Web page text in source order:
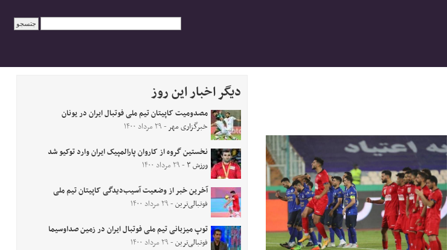
دیگر اخبار این روز
مصدومیت کاپیتان تیم ملی فوتبال ایران در یونان
خبرگزاری مهر- ۲۹ مرداد ۱۴۰۰
نخستین گروه از کاروان پارالمپیک ایران وارد توکیو شد
ورزش ۳
- ۲۹ مرداد ۱۴۰۰
آخرین خبر از وضعیت آسیب‌دیدگی کاپیتان تیم ملی
فوتبالی‌ترین- ۲۹ مرداد ۱۴۰۰
توپ میزبانی تیم ملی فوتبال ایران در زمین صداوسیما
فوتبالی‌ترین- ۲۹ مرداد ۱۴۰۰